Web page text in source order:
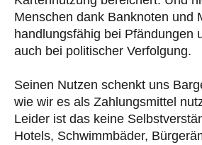
Menschen dank Banknoten und
handlungsfähig bei Pfändungen
auch bei politischer Verfolgung.
Seinen Nutzen schenkt uns
wie wir es als Zahlungsmittel
Leider ist das keine
Hotels, Schwimmbäder,